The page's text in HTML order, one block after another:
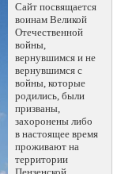
Сайт посвящается
воинам Великой
Отечественной
войны,
вернувшимся и не
вернувшимся с
войны, которые
родились, были
призваны,
захоронены либо
в настоящее время
проживают на
территории